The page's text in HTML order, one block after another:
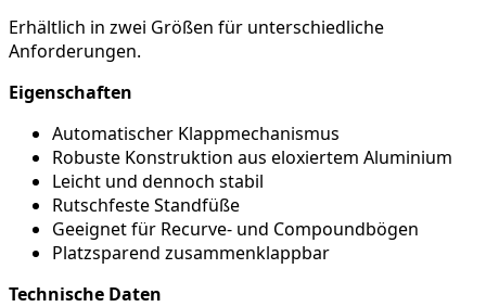
Erhältlich in zwei Größen für unterschiedliche
Anforderungen.
Eigenschaften
Automatischer Klappmechanismus
Robuste Konstruktion aus eloxiertem Aluminium
Leicht und dennoch stabil
Rutschfeste Standfüße
Geeignet für Recurve- und Compoundbögen
Platzsparend zusammenklappbar
Technische Daten